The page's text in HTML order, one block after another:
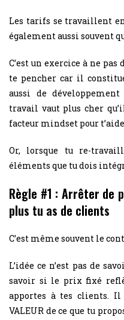
Les tarifs se travaillent
également aussi souvent
C’est un exercice à ne
te pencher car il
aussi de
travail vaut plus cher
facteur mindset pour
Or, lorsque tu re-
éléments que tu dois
Règle #1 : Arrêter de
plus tu as de clients
C’est même souvent le
L’idée ce n’est pas de
savoir si le prix fixé
apportes à tes clients. Il
VALEUR de ce que tu